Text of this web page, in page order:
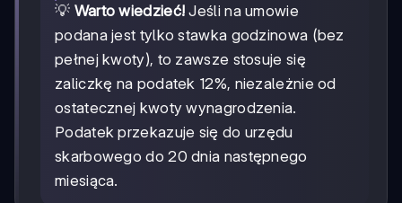
💡 Warto wiedzieć! Jeśli na umowie
podana jest tylko stawka godzinowa (bez
pełnej kwoty), to zawsze stosuje się
zaliczkę na podatek 12%, niezależnie od
ostatecznej kwoty wynagrodzenia.
Podatek przekazuje się do urzędu
skarbowego do 20 dnia następnego
miesiąca.